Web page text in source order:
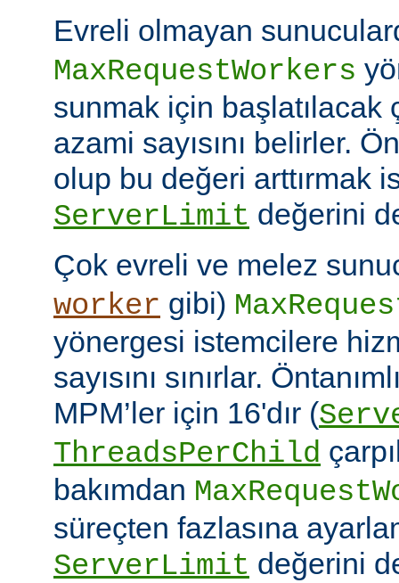
Evreli olmayan
MaxRequestWorkers
sunmak için başlatılacak
azami sayısını belirler.
olup bu değeri arttırmak
ServerLimit değerini
Çok evreli ve melez
worker gibi)
yönergesi istemcilere
sayısını sınırlar.
MPM’ler için 16'dır (
ThreadsPerChild
bakımdan
süreçten fazlasına
ServerLimit değerini